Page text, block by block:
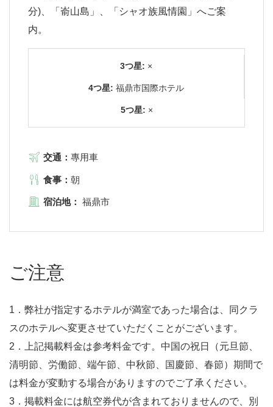
分)、「嵛山島」、「シャオ族風情園」へご案
内。
3つ星: ×
4つ星: 福鼎市国際ホテル
5つ星: ×
交通： 專用車
食事： 朝
宿泊地： 福鼎市
ご注意
1．弊社が指定するホテルが満室であった場合は、同クラ
スのホテルへ変更させていただくことがございます。
2．上記掲載料金は参考料金です。中国の祝日（元旦節、
清明節、労働節、端午節、中秋節、国慶節、春節）期間で
は料金が変動する場合がありますのでご了承ください。
3．掲載料金には航空券代が含まれておりませんので、別